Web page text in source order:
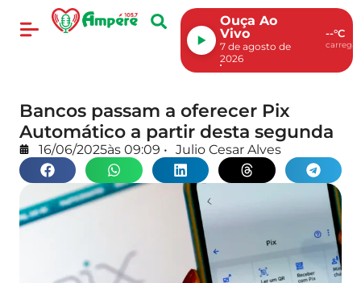
Ouça Ao
Vivo
7 de agosto de
2026
--°C
Bancos passam a oferecer Pix
Automático a partir desta segunda
16/06/2025às 09:09 • Julio Cesar Alves